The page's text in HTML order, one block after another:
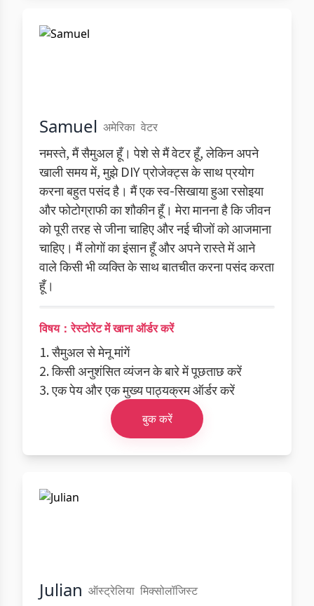
Samuel अमेरिका वेटर
नमस्ते, मैं सैमुअल हूँ। पेशे से मैं वेटर हूँ, लेकिन अपने
खाली समय में, मुझे DIY प्रोजेक्ट्स के साथ प्रयोग
करना बहुत पसंद है। मैं एक स्व-सिखाया हुआ रसोइया
और फोटोग्राफी का शौकीन हूँ। मेरा मानना है कि जीवन
को पूरी तरह से जीना चाहिए और नई चीजों को आजमाना
चाहिए। मैं लोगों का इंसान हूँ और अपने रास्ते में आने
वाले किसी भी व्यक्ति के साथ बातचीत करना पसंद करता
हूँ।
विषय：रेस्टोरेंट में खाना ऑर्डर करें
1. सैमुअल से मेनू मांगें
2. किसी अनुशंसित व्यंजन के बारे में पूछताछ करें
3. एक पेय और एक मुख्य पाठ्यक्रम ऑर्डर करें
बुक करें
Julian ऑस्ट्रेलिया मिक्सोलॉजिस्ट